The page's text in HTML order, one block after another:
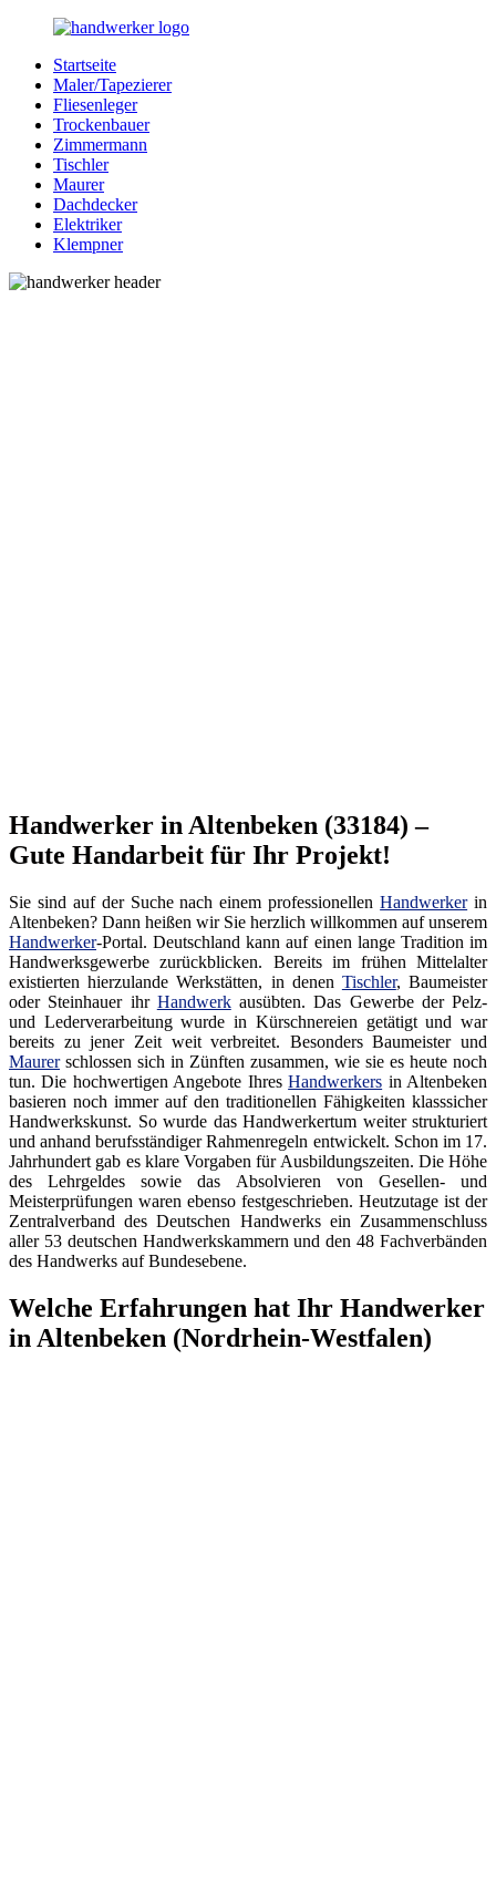
Zurück
Inhalt
Bessere-
Handwerker.de
Handwerker
Ihrer
Nähe
Startseite
Maler/Tapezierer
Fliesenleger
Trockenbauer
Zimmermann
Tischler
Maurer
Dachdecker
Elektriker
Klempner
Handwerker in Altenbeken (33184) –
Gute Handarbeit für Ihr Projekt!
Sie sind auf der Suche nach einem professionellenHandwerkerin
Altenbeken? Dann heißen wir Sie herzlich willkommen auf unserem
Handwerker-Portal. Deutschland kann auf einen lange Tradition im
Handwerksgewerbe zurückblicken. Bereits im frühen Mittelalter
existierten hierzulande Werkstätten, in denen Tischler, Baumeister
oder Steinhauer ihr Handwerkausübten. Das Gewerbe der Pelz-
und Lederverarbeitung wurde in Kürschnereien getätigt und war
bereits zu jener Zeit weit verbreitet. Besonders Baumeister und
Maurerschlossen sich in Zünften zusammen, wie sie es heute noch
tun. Die hochwertigen Angebote IhresHandwerkers in Altenbeken
basieren noch immer auf den traditionellen Fähigkeiten klasssicher
Handwerkskunst. So wurde das Handwerkertum weiter strukturiert
und anhand berufsständiger Rahmenregeln entwickelt. Schon im 17.
Jahrhundert gab es klare Vorgaben für Ausbildungszeiten. Die Höhe
des Lehrgeldes sowie das Absolvieren von Gesellen- und
Meisterprüfungen waren ebenso festgeschrieben. Heutzutage ist der
Zentralverband des Deutschen Handwerks ein Zusammenschluss
aller 53 deutschen Handwerkskammern und den 48 Fachverbänden
des Handwerks auf Bundesebene.
Welche Erfahrungen hat Ihr Handwerker
in Altenbeken (Nordrhein-Westfalen)